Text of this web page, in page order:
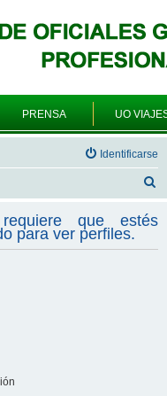
PRENSA UO
Identificarse
s
c
que estés
para ver perfiles.